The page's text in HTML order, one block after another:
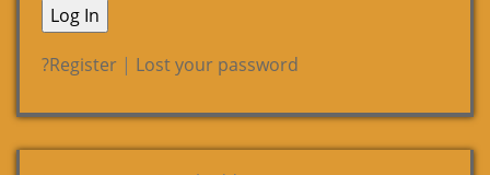
Register | Lost your password?